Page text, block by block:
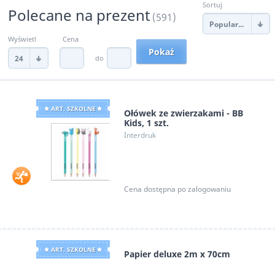
Polecane na prezent(591)
Wyświetl
24
Sortuj
Popularności
Cena
do
ART. SZKOLNE
Ołówek ze zwierzakami - BB
Kids, 1 szt.
Interdruk
Cena dostępna po zalogowaniu
ART. SZKOLNE Papier deluxe 2m x 70cm